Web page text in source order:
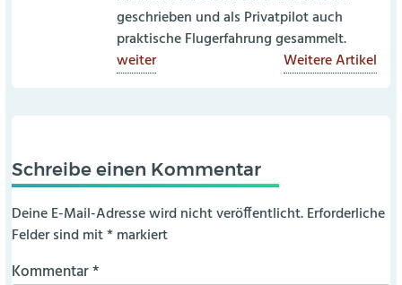
geschrieben und als Privatpilot auch
praktische Flugerfahrung gesammelt.
weiter
Weitere Artikel
Schreibe einen Kommentar
Deine E-Mail-Adresse wird nicht veröffentlicht. Erforderliche
Felder sind mit*markiert
Kommentar*